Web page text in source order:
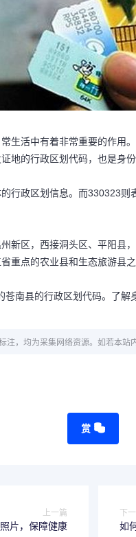
生活中有着非常重要的作用
地的行政区划代码，也是身
行政区划信息。而330323
新区，西接洞头区、平阳县
重点的农业县和生态旅游县之
南县的行政区划代码。了
，均为采集网络资源。如若本站
赏
上一篇
片，保障健康
下
如